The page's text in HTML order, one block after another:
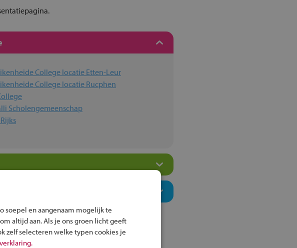
College locatie Etten-Leur
College locatie Rucphen
Scholengemeenschap
soepel en aangenaam mogelijk te
altijd aan. Als je ons groen licht geeft
zelf selecteren welke typen cookies je